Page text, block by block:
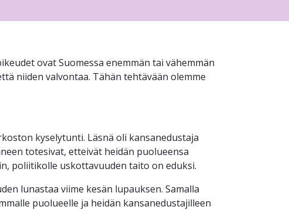
ovat Suomessa enemmän tai vähemmän
niiden valvontaa. Tähän tehtävään olemme
kyselytunti. Läsnä oli kansanedustaja
totesivat, etteivät heidän puolueensa
poliitikolle uskottavuuden taito on eduksi.
lunastaa viime kesän lupauksen. Samalla
puolueelle ja heidän kansanedustajilleen